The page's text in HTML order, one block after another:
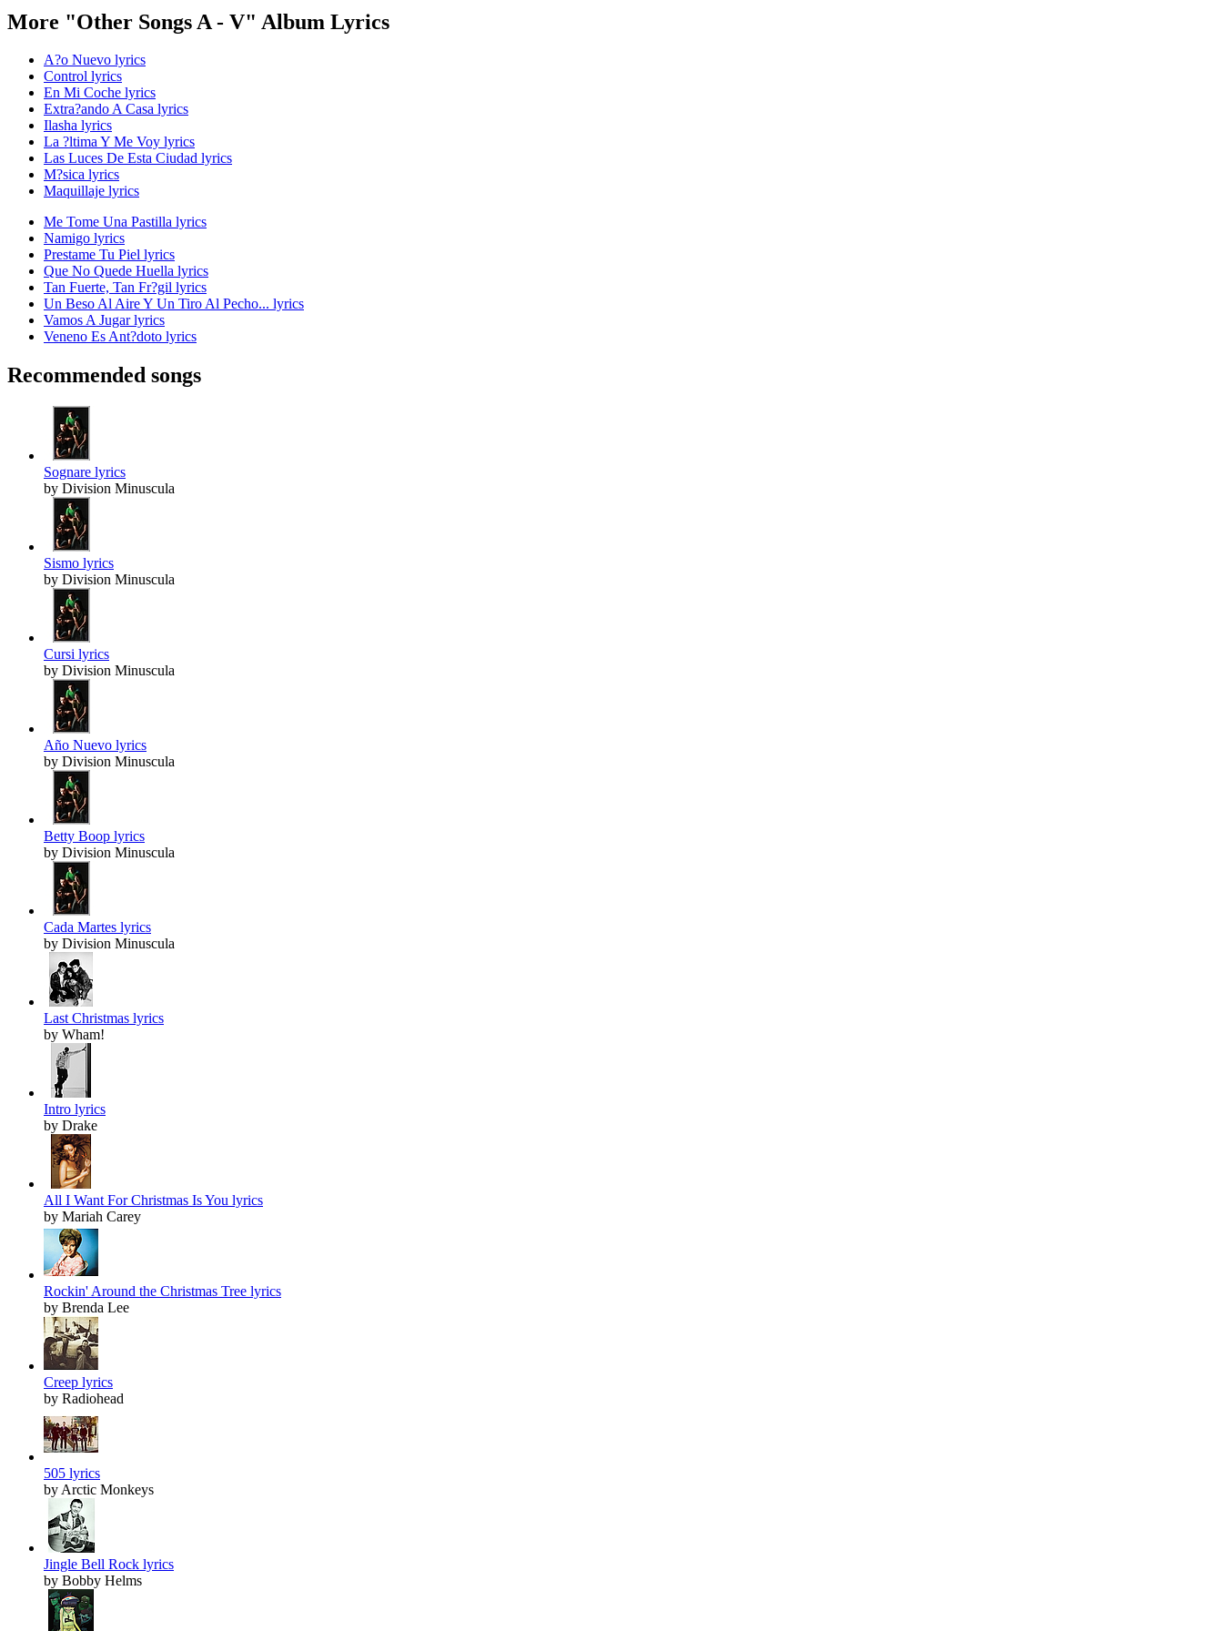
More "Other Songs A - V" Album Lyrics
A?o Nuevo lyrics
Control lyrics
En Mi Coche lyrics
Extra?ando A Casa lyrics
Ilasha lyrics
La ?ltima Y Me Voy lyrics
Las Luces De Esta Ciudad lyrics
M?sica lyrics
Maquillaje lyrics
Me Tome Una Pastilla lyrics
Namigo lyrics
Prestame Tu Piel lyrics
Que No Quede Huella lyrics
Tan Fuerte, Tan Fr?gil lyrics
Un Beso Al Aire Y Un Tiro Al Pecho... lyrics
Vamos A Jugar lyrics
Veneno Es Ant?doto lyrics
Recommended songs
Sognare lyrics
by Division Minuscula
Sismo lyrics
by Division Minuscula
Cursi lyrics
by Division Minuscula
Año Nuevo lyrics
by Division Minuscula
Betty Boop lyrics
by Division Minuscula
Cada Martes lyrics
by Division Minuscula
Last Christmas lyrics
by Wham!
Intro lyrics
by Drake
All I Want For Christmas Is You lyrics
by Mariah Carey
Rockin' Around the Christmas Tree lyrics
by Brenda Lee
Creep lyrics
by Radiohead
505 lyrics
by Arctic Monkeys
Jingle Bell Rock lyrics
by Bobby Helms